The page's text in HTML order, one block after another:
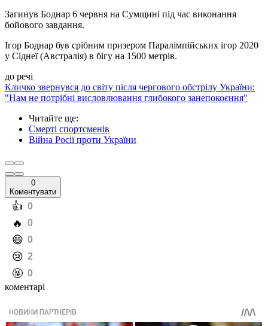
Загинув Боднар 6 червня на Сумщині під час виконання
бойового завдання.
Ігор Боднар був срібним призером Паралімпійських ігор 2020
у Сіднеї (Австралія) в бігу на 1500 метрів.
до речі
Кличко звернувся до світу після чергового обстрілу України:
"Нам не потрібні висловлювання глибокого занепокоєння"
Читайте ще:
Смерті спортсменів
Війна Росії проти України
0
Коментувати
️👍 0
️🔥 0
️😄 0
️😢 2
️🤬 0
коментарі